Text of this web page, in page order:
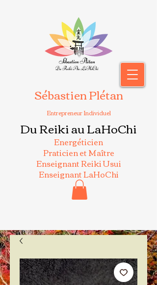
Sébastien Plétan
Entrepreneur Individuel
Du Reiki au LaHoChi
Energéticien
Praticien et Maître
Enseignant Reiki Usui
Enseignant LaHoChi